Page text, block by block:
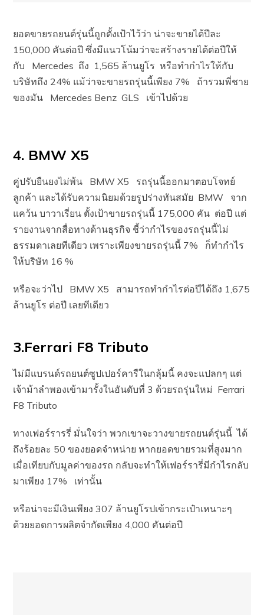
ยอดขายรถยนต์รุ่นนี้ถูกตั้งเป้าไว้ว่า น่าจะขายได้ปีละ
150,000 คันต่อปี ซึ่งมีแนวโน้มว่าจะสร้างรายได้ต่อปีให้
กับ Mercedes ถึง 1,565 ล้านยูโร หรือทำกำไรให้กับ
บริษัทถึง 24% แม้ว่าจะขายรถรุ่นนี้เพียง 7% ถ้ารวมพี่ชาย
ของมัน Mercedes Benz GLS เข้าไปด้วย
4. BMW X5
คู่ปรับยืนยงไม่พ้น BMW X5 รถรุ่นนี้ออกมาตอบโจทย์
ลูกค้า และได้รับความนิยมด้วยรูปร่างทันสมัย BMW จาก
แคว้น บาวาเรี่ยน ตั้งเป้าขายรถรุ่นนี้ 175,000 คัน ต่อปี แต่
รายงานจากสื่อทางด้านธุรกิจ ชี้ว่ากำไรของรถรุ่นนี้ไม่
ธรรมดาเลยทีเดียว เพราะเพียงขายรถรุ่นนี้ 7% ก็ทำกำไร
ให้บริษัท 16 %
หรือจะว่าไป BMW X5 สามารถทำกำไรต่อปีได้ถึง 1,675
ล้านยูโร ต่อปี เลยทีเดียว
3.Ferrari F8 Tributo
ไม่มีแบรนด์รถยนต์ซูปเปอร์คารืในกลุ้มนี้ คงจะแปลกๆ แต่
เจ้าม้าลำพองเข้ามารั้งในอันดับที่ 3 ด้วยรถรุ่นใหม่ Ferrari
F8 Tributo
ทางเฟอร์รารรี่ มั่นใจว่า พวกเขาจะวางขายรถยนต์รุ่นนี้ ได้
ถึงร้อยละ 50 ของยอดจำหน่าย หากยอดขายรวมที่สูงมาก
เมื่อเทียบกับมูลค่าของรถ กลับจะทำให้เฟอร์รารี่มีกำไรกลับ
มาเพียง 17% เท่านั้น
หรือน่าจะมีเงินเพียง 307 ล้านยูโรปเข้ากระเป๋าเหนาะๆ
ด้วยยอดการผลิตจำกัดเพียง 4,000 คันต่อปี